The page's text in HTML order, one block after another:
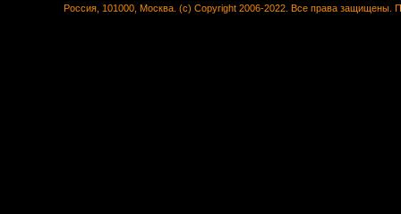
Россия, 101000, Москва. (c) Copyright 2006-2022. Все права защищены.